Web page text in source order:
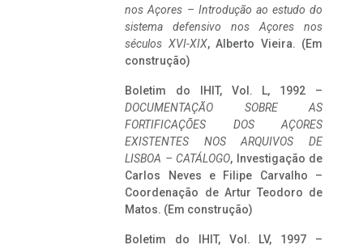
nos Açores – Introdução ao estudo do
sistema defensivo nos Açores nos
séculos XVI-XIX, Alberto Vieira. (Em
construção)
Boletim do IHIT, Vol. L, 1992 –
DOCUMENTAÇÃO SOBRE AS
FORTIFICAÇÕES DOS AÇORES
EXISTENTES NOS ARQUIVOS DE
LISBOA – CATÁLOGO, Investigação de
Carlos Neves e Filipe Carvalho –
Coordenação de Artur Teodoro de
Matos. (Em construção)
Boletim do IHIT, Vol. LV, 1997 –